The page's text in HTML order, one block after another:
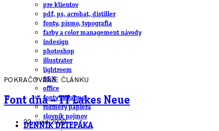
pre klientov
pdf, ps, acrobat, distiller
fonty, písmo, typografia
farby a color management návody
indesign
photoshop
illustrator
lightroom
OS X
office
fonty zadarmo
rozmery papiera
slovník pojmov
DENNÍK DETEPÁKA
POKRAČOVANIE ČLÁNKU
Font dňa – TT Lakes Neue
22. júna 2020